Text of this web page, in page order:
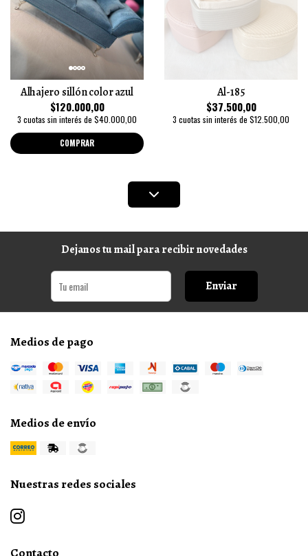
Alhajero sillón color azul
$120.000,00
3 cuotas sin interés de $40.000,00
COMPRAR
Al-185
$37.500,00
3 cuotas sin interés de $12.500,00
Dejanos tu mail para recibir novedades
Enviar
Medios de pago
Medios de envío
Nuestras redes sociales
Contacto